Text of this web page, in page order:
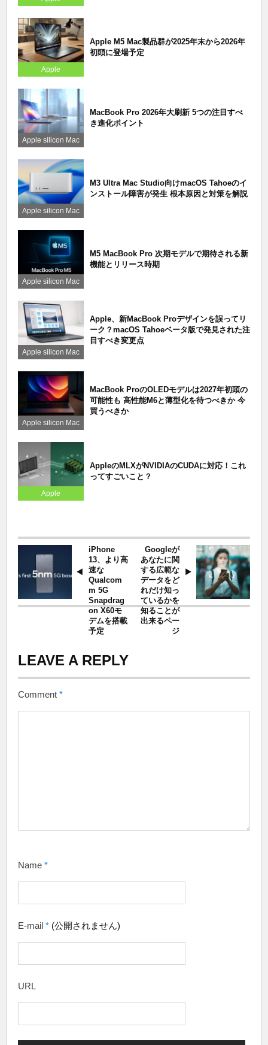
Apple
Apple M5 Mac製品群が2025年末から2026年
初頭に登場予定
Apple silicon Mac
MacBook Pro 2026年大刷新 5つの注目すべ
き進化ポイント
Apple silicon Mac
M3 Ultra Mac Studio向けmacOS Tahoeのイ
ンストール障害が発生 根本原因と対策を解説
Apple silicon Mac
M5 MacBook Pro 次期モデルで期待される新
機能とリリース時期
Apple silicon Mac
Apple、新MacBook Proデザインを誤ってリ
ーク？macOS Tahoeベータ版で発見された注
目すべき変更点
Apple silicon Mac
MacBook ProのOLEDモデルは2027年初頭の
可能性も 高性能M6と薄型化を待つべきか 今
買うべきか
Apple
AppleのMLXがNVIDIAのCUDAに対応！これ
ってすごいこと？
iPhone
13、より高
速な
Qualcom
m 5G
Snapdrag
on X60モ
デムを搭載
予定
Googleが
あなたに関
する広範な
データをど
れだけ知っ
ているかを
知ることが
出来るペー
ジ
LEAVE A REPLY
Comment *
Name *
E-mail * (公開されません)
URL